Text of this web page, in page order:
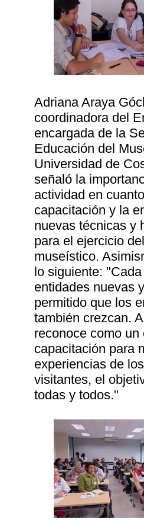
Adriana Araya
coordinadora del
encargada de la
Educación del
Universidad de
señaló la
actividad en
capacitación y la
nuevas técnicas y
para el ejercicio
museístico.
lo siguiente:
entidades nuevas
permitido que los
también crezcan.
reconoce como un
capacitación para
experiencias de
visitantes, el
todas y todos."